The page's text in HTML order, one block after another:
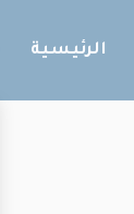
الرئيسية